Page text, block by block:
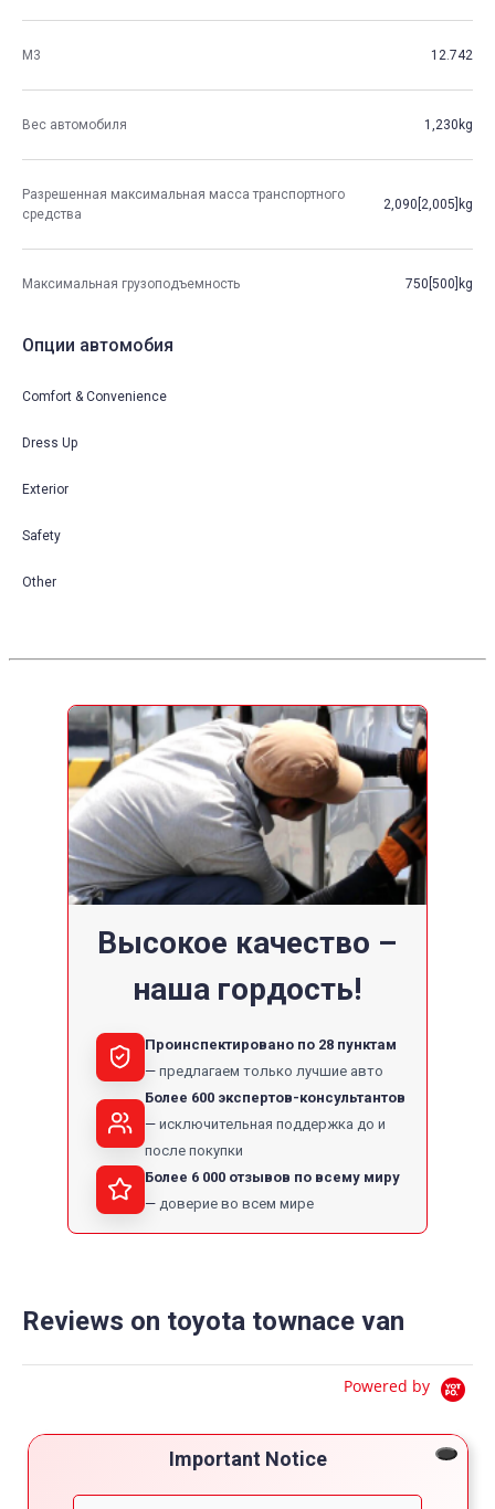
Important Notice
М3 12.742
Вес автомобиля 1,230kg
Разрешенная максимальная масса транспортного
средства
2,090[2,005]kg
Максимальная грузоподъемность 750[500]kg
Опции автомобия
Comfort & Convenience
Dress Up
Exterior
Safety
Other
Высокое качество –
наша гордость!
Проинспектировано по 28 пунктам
предлагаем только лучшие авто
Более 600 экспертов-консультантов
исключительная поддержка до и
после покупки
Более 6 000 отзывов по всему миру
доверие во всем мире
Reviews on toyota townace van
Powered by
4.9
4.9
4
3